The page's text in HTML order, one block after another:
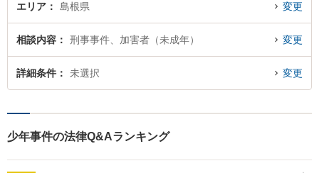
エリア 島根県 変更
相談内容 刑事事件、加害者（未成年） 変更
詳細条件 未選択 変更
少年事件の法律Q&Aランキング